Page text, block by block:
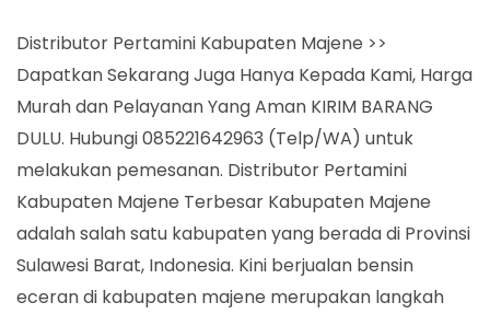
Kabupaten
Majene
Distributor Pertamini Kabupaten Majene >>
Dapatkan Sekarang Juga Hanya Kepada Kami, Harga
Murah dan Pelayanan Yang Aman KIRIM BARANG
DULU. Hubungi 085221642963 (Telp/WA) untuk
melakukan pemesanan. Distributor Pertamini
Kabupaten Majene Terbesar Kabupaten Majene
adalah salah satu kabupaten yang berada di Provinsi
Sulawesi Barat, Indonesia. Kini berjualan bensin
eceran di kabupaten majene merupakan langkah